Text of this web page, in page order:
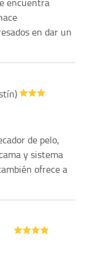
en dar un
de pelo,
y sistema
ofrece a